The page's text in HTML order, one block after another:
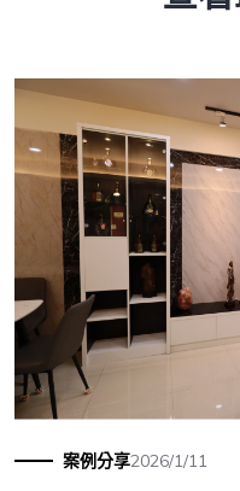
案例分享2026/1/11